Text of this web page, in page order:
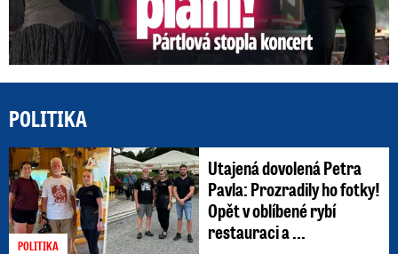
POLITIKA
POLITIKA
Utajená dovolená Petra
Pavla: Prozradily ho fotky!
Opět v oblíbené rybí
restauraci a ...